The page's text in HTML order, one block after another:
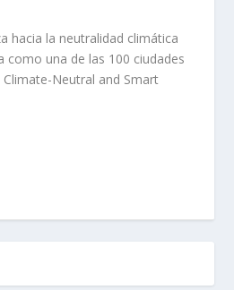
hacia la neutralidad climática
como una de las 100 ciudades
Neutral and Smart